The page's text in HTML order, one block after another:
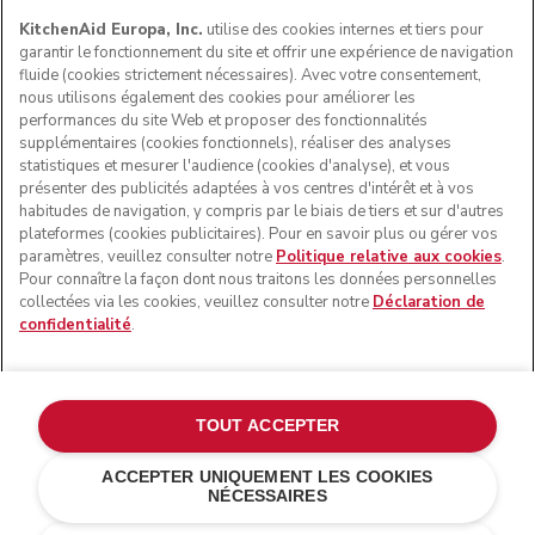
€ 888,00
© KitchenAid 2026 - Tous droits réservés. KitchenAid et la
forme du robot pâtissier multifonction sont des marques
commerciales aux États-Unis et ailleurs.
Politique en matière de cookies
Autres pays
Résolution des litiges en ligne
KitchenAid Europa, Inc. utilise des cookies internes et tiers pour
garantir le fonctionnement du site et offrir une expérience de navigation
fluide (cookies strictement nécessaires). Avec votre consentement,
nous utilisons également des cookies pour améliorer les
performances du site Web et proposer des fonctionnalités
supplémentaires (cookies fonctionnels), réaliser des analyses
statistiques et mesurer l'audience (cookies d'analyse), et vous
présenter des publicités adaptées à vos centres d'intérêt et à vos
habitudes de navigation, y compris par le biais de tiers et sur d'autres
plateformes (cookies publicitaires). Pour en savoir plus ou gérer vos
paramètres, veuillez consulter notre Politique relative aux cookies.
Pour connaître la façon dont nous traitons les données personnelles
collectées via les cookies, veuillez consulter notre Déclaration de
confidentialité.
ACCEPTER UNIQUEMENT LES COOKIES
NÉCESSAIRES
TOUT ACCEPTER